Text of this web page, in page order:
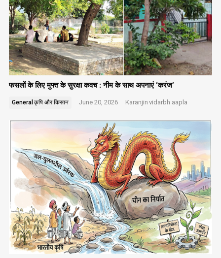
फसलों के लिए मुफ्त के सुरक्षा कवच : नीम के साथ अपनाएं ‘करंज’
General कृषि और किसान June 20, 2026 Karanjin vidarbh aapla